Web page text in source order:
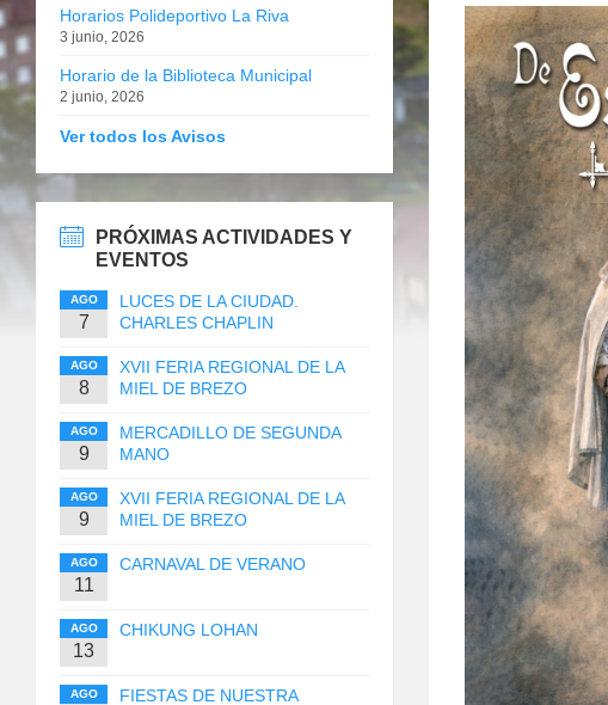
Horarios Polideportivo La Riva
3 junio, 2026
Horario de la Biblioteca Municipal
2 junio, 2026
Ver todos los Avisos
PRÓXIMAS ACTIVIDADES Y
EVENTOS
AGO
7
LUCES DE LA CIUDAD.
CHARLES CHAPLIN
AGO
8
XVII FERIA REGIONAL DE LA
MIEL DE BREZO
AGO
9
MERCADILLO DE SEGUNDA
MANO
AGO
9
XVII FERIA REGIONAL DE LA
MIEL DE BREZO
AGO
11
CARNAVAL DE VERANO
AGO
13
CHIKUNG LOHAN
AGO
FIESTAS DE NUESTRA